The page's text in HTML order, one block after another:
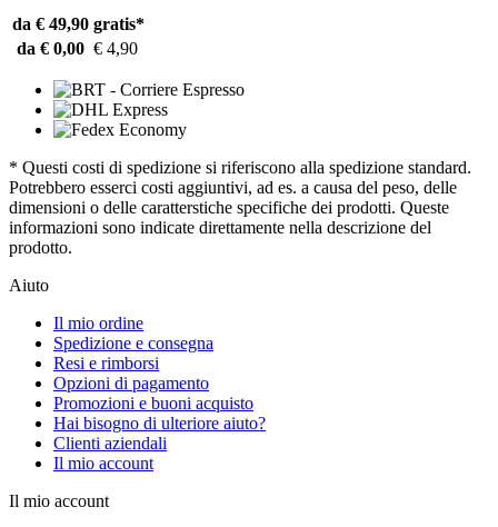
da € 49,90 gratis*
da € 0,00 € 4,90
* Questi costi di spedizione si riferiscono alla spedizione standard.
Potrebbero esserci costi aggiuntivi, ad es. a causa del peso, delle
dimensioni o delle caratterstiche specifiche dei prodotti. Queste
informazioni sono indicate direttamente nella descrizione del
prodotto.
Aiuto
Il mio ordine
Spedizione e consegna
Resi e rimborsi
Opzioni di pagamento
Promozioni e buoni acquisto
Hai bisogno di ulteriore aiuto?
Clienti aziendali
Il mio account
Il mio account